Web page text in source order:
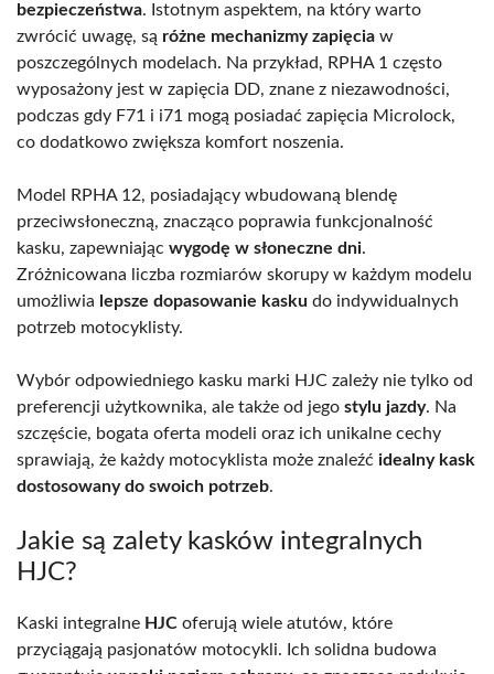
bezpieczeństwa. Istotnym aspektem, na który warto
zwrócić uwagę, są różne mechanizmy zapięcia w
poszczególnych modelach. Na przykład, RPHA 1 często
wyposażony jest w zapięcia DD, znane z niezawodności,
podczas gdy F71 i i71 mogą posiadać zapięcia Microlock,
co dodatkowo zwiększa komfort noszenia.
Model RPHA 12, posiadający wbudowaną blendę
przeciwsłoneczną, znacząco poprawia funkcjonalność
kasku, zapewniając wygodę w słoneczne dni.
Zróżnicowana liczba rozmiarów skorupy w każdym modelu
umożliwia lepsze dopasowanie kasku do indywidualnych
potrzeb motocyklisty.
Wybór odpowiedniego kasku marki HJC zależy nie tylko od
preferencji użytkownika, ale także od jego stylu jazdy. Na
szczęście, bogata oferta modeli oraz ich unikalne cechy
sprawiają, że każdy motocyklista może znaleźć idealny kask
dostosowany do swoich potrzeb.
Jakie są zalety kasków integralnych
HJC?
Kaski integralne HJC oferują wiele atutów, które
przyciągają pasjonatów motocykli. Ich solidna budowa